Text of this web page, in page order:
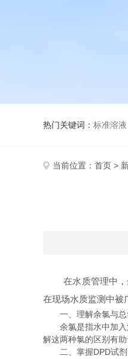
热门关键词： 标准溶液
当前位置： 首页 >
在水质管理中，余
在现场水质监测中被
一、理解余氯与总
余氯是指水中加入消
解这两种氯的区别有助
二、掌握DPD试剂